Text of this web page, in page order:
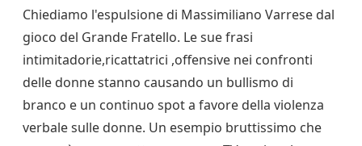
Chiediamo l'espulsione di Massimiliano Varrese dal
gioco del Grande Fratello. Le sue frasi
intimitadorie,ricattatrici ,offensive nei confronti
delle donne stanno causando un bullismo di
branco e un continuo spot a favore della violenza
verbale sulle donne. Un esempio bruttissimo che